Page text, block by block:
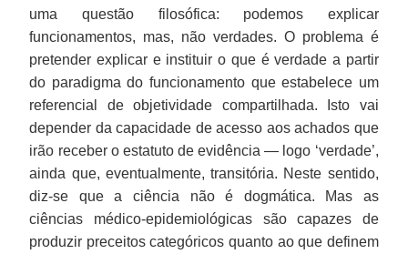
uma questão filosófica: podemos explicar
funcionamentos, mas, não verdades. O problema é
pretender explicar e instituir o que é verdade a partir
do paradigma do funcionamento que estabelece um
referencial de objetividade compartilhada. Isto vai
depender da capacidade de acesso aos achados que
irão receber o estatuto de evidência — logo ‘verdade’,
ainda que, eventualmente, transitória. Neste sentido,
diz-se que a ciência não é dogmática. Mas as
ciências médico-epidemiológicas são capazes de
produzir preceitos categóricos quanto ao que definem